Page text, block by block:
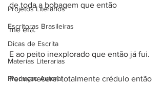
Projetos Literarios
Escritoras Brasileiras
Dicas de Escrita
Materias Literarias
Produçao Autoral
de toda a bobagem que então
me era.
E ao peito inexplorado que então já fui.
Permanecerei totalmente crédulo então